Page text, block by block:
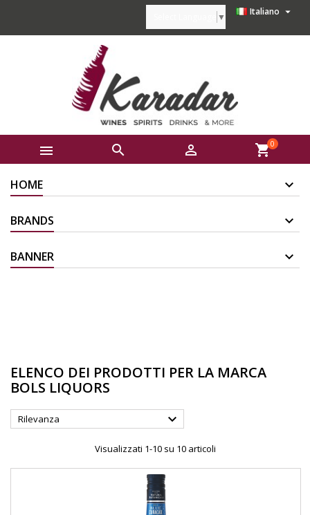
Italiano 
▼
   shopping_cart0
HOME
BRANDS
BANNER
ELENCO DEI PRODOTTI PER LA MARCA
BOLS LIQUORS
Rilevanza 
Visualizzati 1-10 su 10 articoli